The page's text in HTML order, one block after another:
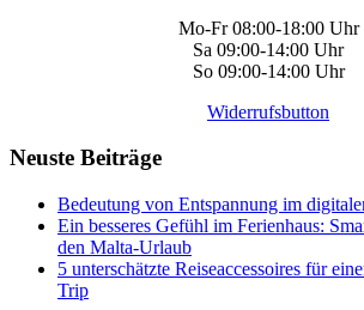
Mo-Fr 08:00-18:00 Uhr
Sa 09:00-14:00 Uhr
So 09:00-14:00 Uhr
Widerrufsbutton
Neuste Beiträge
Bedeutung von Entspannung im
Ein besseres Gefühl im Ferienhaus:
den Malta-Urlaub
5 unterschätzte Reiseaccessoires für
Trip